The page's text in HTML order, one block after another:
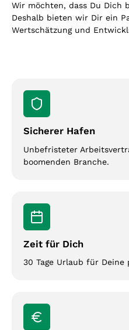
Wir möchten, dass Du Dich
Deshalb bieten wir Dir ein
Wertschätzung und
Sicherer Hafen
Unbefristeter
boomenden Branche.
Zeit für Dich
30 Tage Urlaub für Deine